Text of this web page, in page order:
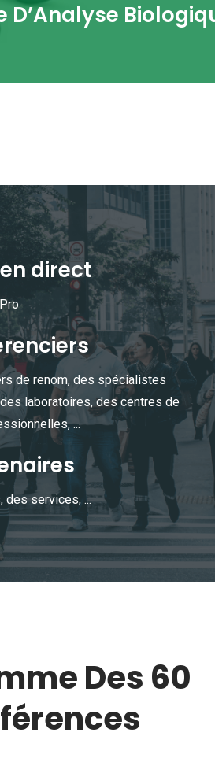
D’Analyse
direct
de renom, des spécialistes
laboratoires, des centres de
...
des services, ...
Des 60